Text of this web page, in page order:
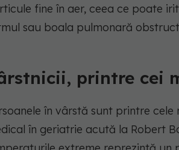
fine în aer, ceea ce poate
sau boala pulmonară
printre cei
în vârstă sunt printre
în geriatrie acută la Robert